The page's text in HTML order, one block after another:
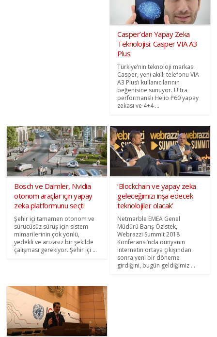
Casper’dan Yapay Zeka
Teknolojisi: Casper VIA A3
Plus
Türkiye’nin teknoloji markası
Casper, yeni akıllı telefonu VIA
A3 Plus’ı kullanıcılarının
beğenisine sunuyor. Ultra
performanslı Helio P60 yapay
zekası ve 4+4 ...
Bosch ve Daimler, Nvidia
otonom araçlar için yapay
zeka platformunu seçti
Şehir içi tamamen otonom ve
sürücüsüz sürüş için sistem
mimarilerinin çok yönlü,
yedekli ve arızasız bir şekilde
çalışması gerekiyor. Şehir içi ...
‘Blockchain ve yapay zeka
geleceğimizi inşa edecek
teknolojiler olacak’
Netmarble EMEA Genel
Müdürü Barış Özistek,
Webrazzi Summit 2018
Konferansı’nda dünyanın
internetin ortaya çıkışından
sonra yeni bir döneme
girdiğini, bugün geldiğimiz ...